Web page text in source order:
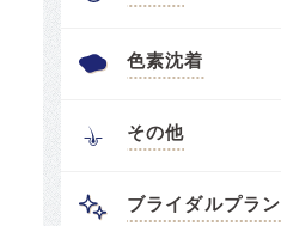
色素沈着
その他
ブライダルプラン